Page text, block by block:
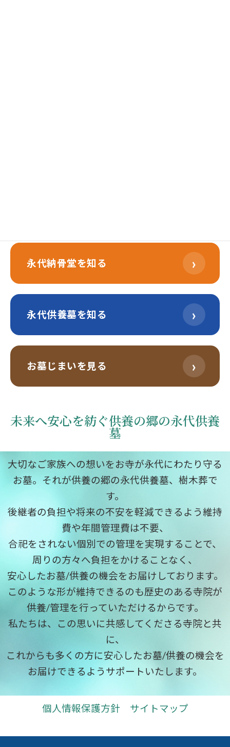
永代納骨堂を知る ›
永代供養墓を知る ›
お墓じまいを見る ›
未来へ安心を紡ぐ供養の郷の永代供養
墓
大切なご家族への想いをお寺が永代にわたり守る
お墓。それが供養の郷の永代供養墓、樹木葬で
す。
後継者の負担や将来の不安を軽減できるよう維持
費や年間管理費は不要、
合祀をされない個別での管理を実現することで、
周りの方々へ負担をかけることなく、
安心したお墓/供養の機会をお届けしております。
このような形が維持できるのも歴史のある寺院が
供養/管理を行っていただけるからです。
私たちは、この思いに共感してくださる寺院と共
に、
これからも多くの方に安心したお墓/供養の機会を
お届けできるようサポートいたします。
個人情報保護方針 サイトマップ